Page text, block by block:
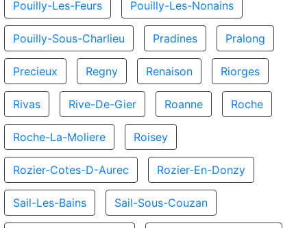
Pouilly-Les-Feurs Pouilly-Les-Nonains
Pouilly-Sous-Charlieu Pradines Pralong
Precieux Regny Renaison Riorges
Rivas Rive-De-Gier Roanne Roche
Roche-La-Moliere Roisey
Rozier-Cotes-D-Aurec Rozier-En-Donzy
Sail-Les-Bains Sail-Sous-Couzan